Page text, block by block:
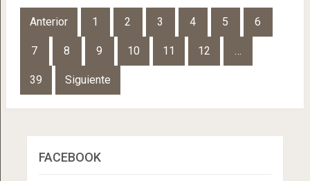
Navegación
de
entradas
Anterior 1 2 3 4 5 6
7 8 9 10 11 12 …
39 Siguiente
FACEBOOK